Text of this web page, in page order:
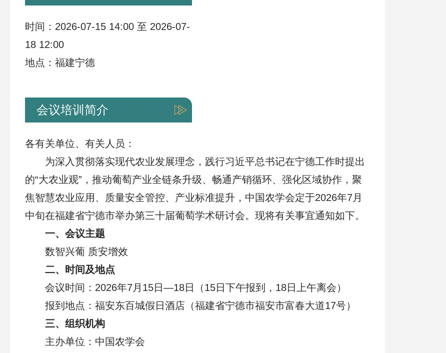
会员专区
时间：2026-07-15 14:00 至 2026-07-
18 12:00
地点：福建宁德
会议培训简介
各有关单位、有关人员：
为深入贯彻落实现代农业发展理念，践行习近平总书记在宁德工作时提出
的“大农业观”，推动葡萄产业全链条升级、畅通产销循环、强化区域协作，聚
焦智慧农业应用、质量安全管控、产业标准提升，中国农学会定于2026年7月
中旬在福建省宁德市举办第三十届葡萄学术研讨会。现将有关事宜通知如下。
一、会议主题
数智兴葡 质安增效
二、时间及地点
会议时间：2026年7月15日—18日（15日下午报到，18日上午离会）
报到地点：福安东百城假日酒店（福建省宁德市福安市富春大道17号）
三、组织机构
主办单位：中国农学会